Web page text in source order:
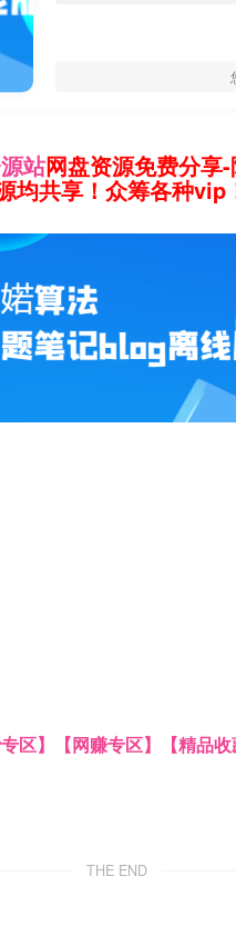
站网盘资源免费分享
均共享！众筹各种vip
区】 【网赚专区】 【精品收
THE END